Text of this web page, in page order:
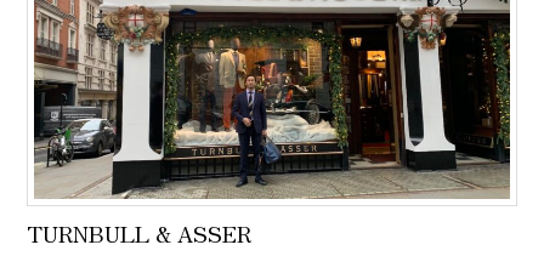
TURNBULL & ASSER